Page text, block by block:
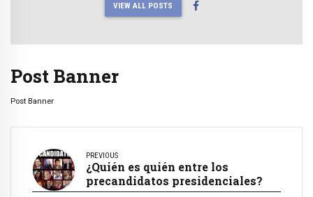
VIEW ALL POSTS
Post Banner
Post Banner
PREVIOUS
¿Quién es quién entre los
precandidatos presidenciales?